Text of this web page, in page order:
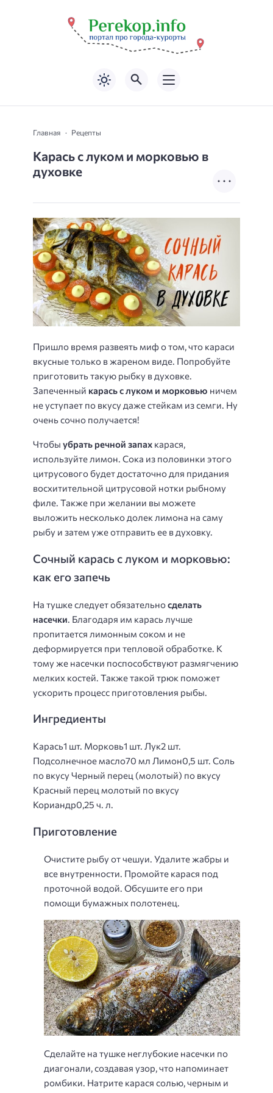
Главная Рецепты
Карась с луком и морковью в
духовке
Пришло время развеять миф о том, что караси
вкусные только в жареном виде. Попробуйте
приготовить такую рыбку в духовке.
Запеченный карась с луком и морковью ничем
не уступает по вкусу даже стейкам из семги. Ну
очень сочно получается!
Чтобы убрать речной запах карася,
используйте лимон. Сока из половинки этого
цитрусового будет достаточно для придания
восхитительной цитрусовой нотки рыбному
филе. Также при желании вы можете
выложить несколько долек лимона на саму
рыбу и затем уже отправить ее в духовку.
Сочный карась с луком и морковью:
как его запечь
На тушке следует обязательносделать
насечки. Благодаря им карась лучше
пропитается лимонным соком и не
деформируется при тепловой обработке. К
тому же насечки поспособствуют размягчению
мелких костей. Также такой трюк поможет
ускорить процесс приготовления рыбы.
Ингредиенты
Карась1 шт. Морковь1 шт. Лук2 шт.
Подсолнечное масло70 мл Лимон0,5 шт. Соль
по вкусу Черный перец (молотый) по вкусу
Красный перец молотый по вкусу
Кориандр0,25 ч. л.
Приготовление
Очистите рыбу от чешуи. Удалите жабры и
все внутренности. Промойте карася под
проточной водой. Обсушите его при
помощи бумажных полотенец.
Сделайте на тушке неглубокие насечки по
диагонали, создавая узор, что напоминает
ромбики. Натрите карася солью, черным и